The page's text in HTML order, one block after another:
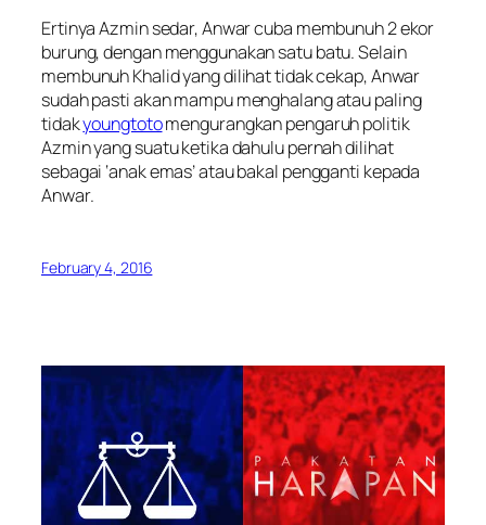
Ertinya Azmin sedar, Anwar cuba membunuh 2 ekor
burung, dengan menggunakan satu batu. Selain
membunuh Khalid yang dilihat tidak cekap, Anwar
sudah pasti akan mampu menghalang atau paling
tidakyoungtotomengurangkan pengaruh politik
Azmin yang suatu ketika dahulu pernah dilihat
sebagai ‘anak emas’ atau bakal pengganti kepada
Anwar.
February 4, 2016